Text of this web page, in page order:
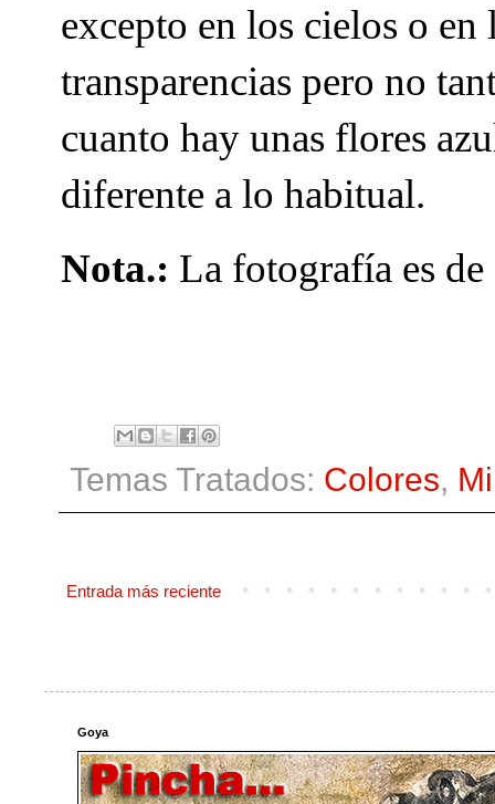
excepto en los cielos o
transparencias pero no
cuanto hay unas flores
diferente a lo habitual.
Nota.: La fotografía es
Temas Tratados: Colores,
Entrada más reciente
Goya